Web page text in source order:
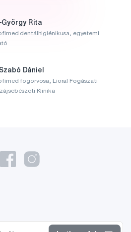
György Rita
dentálhigiénikusa, egyetemi
Dániel
fogorvosa, Lioral Fogászati
Klinika